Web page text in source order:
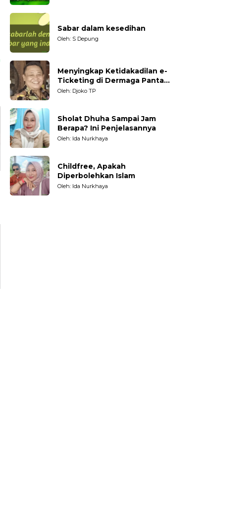
Sabar dalam kesedihan
Oleh: S Depung
Menyingkap Ketidakadilan e-
Ticketing di Dermaga Pantai
Kartini Jepara, terhadap
Oleh: Djoko TP
Sholat Dhuha Sampai Jam
Berapa? Ini Penjelasannya
Oleh: Ida Nurkhaya
Childfree, Apakah
Diperbolehkan Islam
Oleh: Ida Nurkhaya